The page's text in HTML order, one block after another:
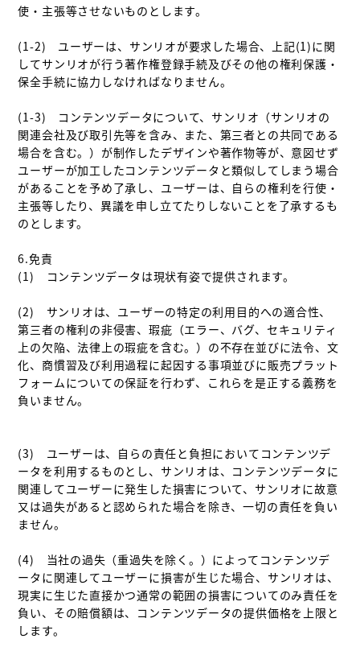
使・主張等させないものとします。
(1-2)　ユーザーは、サンリオが要求した場合、上記(1)に関
してサンリオが行う著作権登録手続及びその他の権利保護・
保全手続に協力しなければなりません。
(1-3)　コンテンツデータについて、サンリオ（サンリオの
関連会社及び取引先等を含み、また、第三者との共同である
場合を含む。）が制作したデザインや著作物等が、意図せず
ユーザーが加工したコンテンツデータと類似してしまう場合
があることを予め了承し、ユーザーは、自らの権利を行使・
主張等したり、異議を申し立てたりしないことを了承するも
のとします。
6.免責
(1)　コンテンツデータは現状有姿で提供されます。
(2)　サンリオは、ユーザーの特定の利用目的への適合性、
第三者の権利の非侵害、瑕疵（エラー、バグ、セキュリティ
上の欠陥、法律上の瑕疵を含む。）の不存在並びに法令、文
化、商慣習及び利用過程に起因する事項並びに販売プラット
フォームについての保証を行わず、これらを是正する義務を
負いません。
(3)　ユーザーは、自らの責任と負担においてコンテンツデ
ータを利用するものとし、サンリオは、コンテンツデータに
関連してユーザーに発生した損害について、サンリオに故意
又は過失があると認められた場合を除き、一切の責任を負い
ません。
(4)　当社の過失（重過失を除く。）によってコンテンツデ
ータに関連してユーザーに損害が生じた場合、サンリオは、
現実に生じた直接かつ通常の範囲の損害についてのみ責任を
負い、その賠償額は、コンテンツデータの提供価格を上限と
します。